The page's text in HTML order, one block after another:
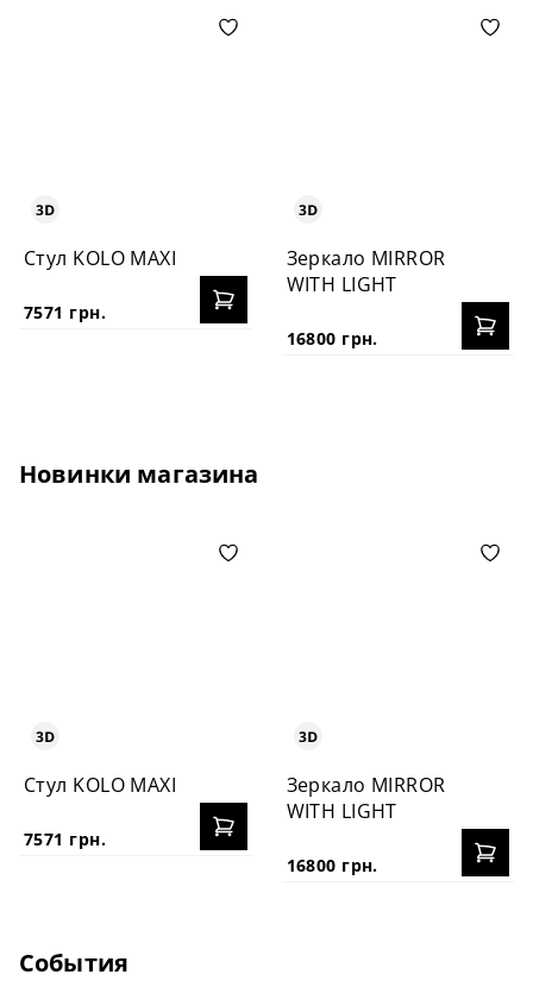
Стул KOLO MAXI
7571 грн.
Зеркало MIRROR
WITH LIGHT
16800 грн.
Новинки магазина
Стул KOLO MAXI
7571 грн.
Зеркало MIRROR
WITH LIGHT
16800 грн.
События